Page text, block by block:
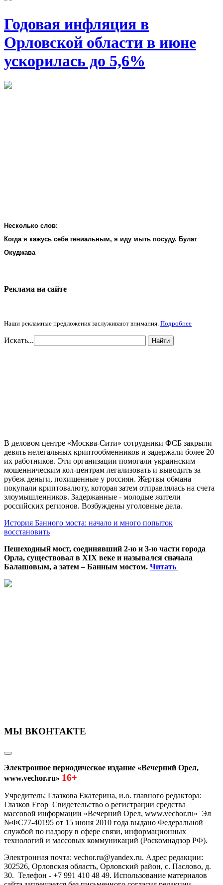
Годовая инфляция в
Орловской области в июне
ускорилась до 5,6%
Несколько слов:
Когда я кажусь себе гениальным, я иду мыть посуду. Булат
Окуджава
Реклама на cайте
Наши рекламные предложения заслуживают внимания. Подробнее
Искать... Найти
В деловом центре «Москва-Сити» сотрудники ФСБ закрыли
девять нелегальных криптообменников и задержали более 20
их работников. Эти организации помогали украинским
мошенническим кол-центрам легализовать и выводить за
рубеж деньги, похищенные у россиян. Жертвы обмана
покупали криптовалюту, которая затем отправлялась на счета
злоумышленников. Задержанные - молодые жители
российских регионов. Возбуждены уголовные дела.
История Банного моста: начало и много попыток
восстановить
Пешеходный мост, соединявший 2-ю и 3-ю части города
Орла, существовал в XIX веке и назывался сначала
Балашовым, а затем – Банным мостом. Читать
МЫ ВКОНТАКТЕ
Электронное периодическое издание «Вечерний Орел,
www.vechor.ru» 16+
Учредитель: Глазкова Екатерина, и.о. главного редактора:
Глазков Егор Свидетельство о регистрации средства
массовой информации «Вечерний Орел, www.vechor.ru» Эл
№ФС77-40195 от 15 июня 2010 года выдано Федеральной
службой по надзору в сфере связи, информационных
технологий и массовых коммуникаций (Роскомнадзор РФ).
Электронная почта: vechor.ru@yandex.ru. Адрес редакции:
302526, Орловская область, Орловский район, с. Паслово, д.
30. Телефон - +7 991 410 48 49. Использование материалов